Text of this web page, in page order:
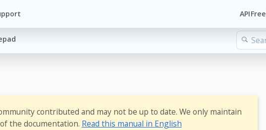
APIFree
contributed and may not be up to date. We only maintain
the documentation. Read this manual in English